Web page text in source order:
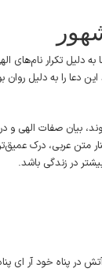
دلیل تکرار نام‌های
دعا را به دلیل روان
بیان صفات الهی و
متن عربی، درک
در زندگی باشد.
در پناه خود آر اى